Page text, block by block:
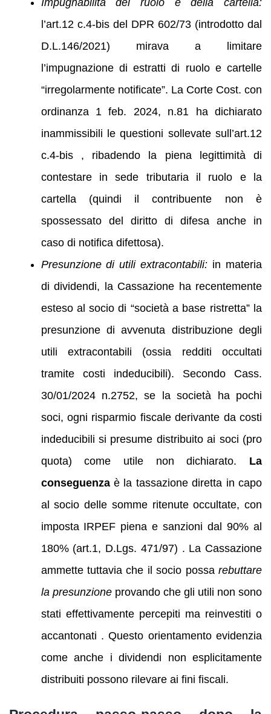
Impugnabilità del ruolo e della cartella:
l’art.12 c.4-bis del DPR 602/73 (introdotto dal
D.L.146/2021) mirava a limitare
l’impugnazione di estratti di ruolo e cartelle
“irregolarmente notificate”. La Corte Cost. con
ordinanza 1 feb. 2024, n.81 ha dichiarato
inammissibili le questioni sollevate sull’art.12
c.4-bis , ribadendo la piena legittimità di
contestare in sede tributaria il ruolo e la
cartella (quindi il contribuente non è
spossessato del diritto di difesa anche in
caso di notifica difettosa).
Presunzione di utili extracontabili: in materia
di dividendi, la Cassazione ha recentemente
esteso al socio di “società a base ristretta” la
presunzione di avvenuta distribuzione degli
utili extracontabili (ossia redditi occultati
tramite costi indeducibili). Secondo Cass.
30/01/2024 n.2752, se la società ha pochi
soci, ogni risparmio fiscale derivante da costi
indeducibili si presume distribuito ai soci (pro
quota) come utile non dichiarato. La
conseguenzaè la tassazione diretta in capo
al socio delle somme ritenute occultate, con
imposta IRPEF piena e sanzioni dal 90% al
180% (art.1, D.Lgs. 471/97) . La Cassazione
ammette tuttavia che il socio possa rebuttare
la presunzioneprovando che gli utili non sono
stati effettivamente percepiti ma reinvestiti o
accantonati . Questo orientamento evidenzia
come anche i dividendi non esplicitamente
distribuiti possono rilevare ai fini fiscali.